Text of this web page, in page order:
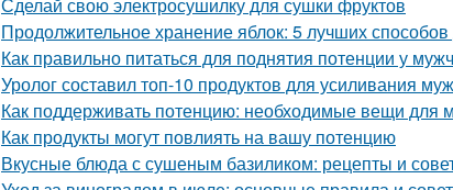
Продолжительное хранение яблок: 5 лучших
Как правильно питаться для поднятия потенции у
Уролог составил топ-10 продуктов для усиливания
Как поддерживать потенцию: необходимые вещи для
Как продукты могут повлиять на вашу потенцию
Вкусные блюда с сушеным базиликом: рецепты и